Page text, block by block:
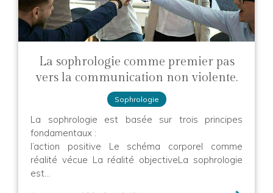
La sophrologie comme premier pas
vers la communication non violente.
Sophrologie
La sophrologie est basée sur trois principes
fondamentaux :
l’action positive Le schéma corporel comme
réalité vécue La réalité objectiveLa sophrologie
est...